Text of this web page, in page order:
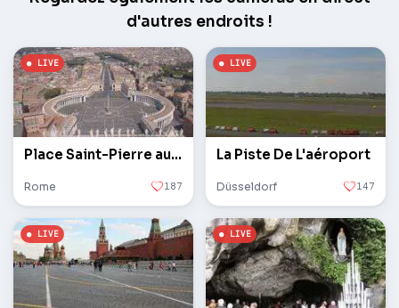
d'autres endroits !
Place Saint-Pierre au Vatican
Rome 187
La Piste De L'aéroport
Düsseldorf 147